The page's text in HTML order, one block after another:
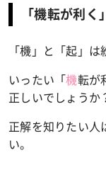
「機転が利
「機」と「起」は
いったい「機転が
正しいでしょうか
正解を知りたい人
い。